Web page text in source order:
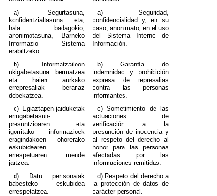
a) Segurtasuna,
konfidentzialtasuna eta,
hala badagokio,
anonimotasuna, Barneko
Informazio Sistema
erabiltzeko.
a) Seguridad,
confidencialidad y, en su
caso, anonimato, en el uso
del Sistema Interno de
Información.
b) Informatzaileen
ukigabetasuna bermatzea
eta haien aurkako
errepresaliak berariaz
debekatzea.
b) Garantía de
indemnidad y prohibición
expresa de represalias
contra las personas
informantes.
c) Egiaztapen-jarduketak
errugabetasun-
presuntzioaren eta
igorritako informazioek
eragindakoen ohorerako
eskubidearen
errespetuaren mende
jartzea.
c) Sometimiento de las
actuaciones de
verificación a la
presunción de inocencia y
al respeto del derecho al
honor para las personas
afectadas por las
informaciones remitidas.
d) Datu pertsonalak
babesteko eskubidea
errespetatzea.
d) Respeto del derecho a
la protección de datos de
carácter personal.